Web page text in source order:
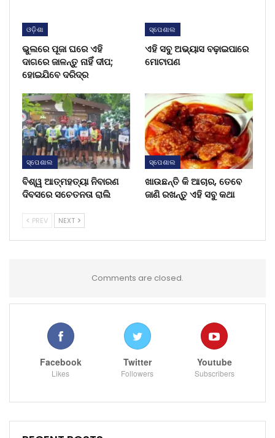
ଓଡ଼ିଶା
ଭୁଲରେ ପୂଜା ଘରେ ଏହି
ଦାଗରେ ଜାଳନ୍ତୁ ନାହିଁ ଦୀପ;
ହୋଇଯିବେ ଦରିଦ୍ର
ସ୍ପେଶାଲ
ଏହି ସବୁ ଅଭ୍ୟାସ ବଢ଼ାଇପାରେ
ମୋଟାପଣ
ସ୍ପେଶାଲ
ବିଶ୍ୱ ଆତ୍ମହତ୍ୟା ନିବାରଣ
ଦିବସରେ ସଚେତନତା ରାଲି
ସ୍ପେଶାଲ
ଖାଉଛନ୍ତି କି ଆଚାର, ତେବେ
ଜାଣି ରଖନ୍ତୁ ଏହି ସବୁ କଥା
PREV NEXT
Comments are closed.
Facebook
Likes
Twitter
Followers
Youtube
Subscribers